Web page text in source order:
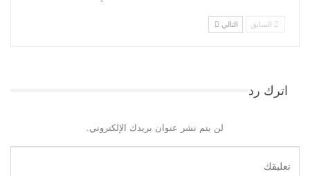
السابق التالي
اترك رد
لن يتم نشر عنوان بريدك الإلكتروني.